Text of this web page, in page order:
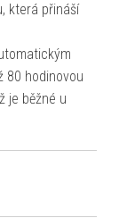
která přináší
80 hodinovou
je běžné u